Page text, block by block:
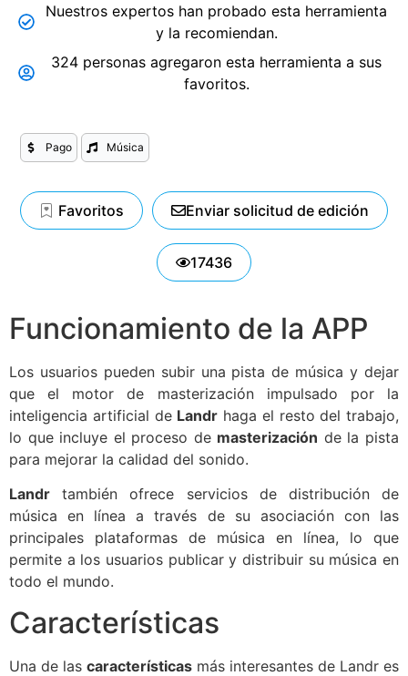
Nuestros expertos han probado esta herramienta
y la recomiendan.
324 personas agregaron esta herramienta a sus
favoritos.
Pago Música
Favoritos Enviar solicitud de edición
17436
Funcionamiento de la APP
Los usuarios pueden subir una pista de música y dejar
que el motor de masterización impulsado por la
inteligencia artificial de Landr haga el resto del trabajo,
lo que incluye el proceso de masterización de la pista
para mejorar la calidad del sonido.
Landr también ofrece servicios de distribución de
música en línea a través de su asociación con las
principales plataformas de música en línea, lo que
permite a los usuarios publicar y distribuir su música en
todo el mundo.
Características
Una de las características más interesantes de Landr es